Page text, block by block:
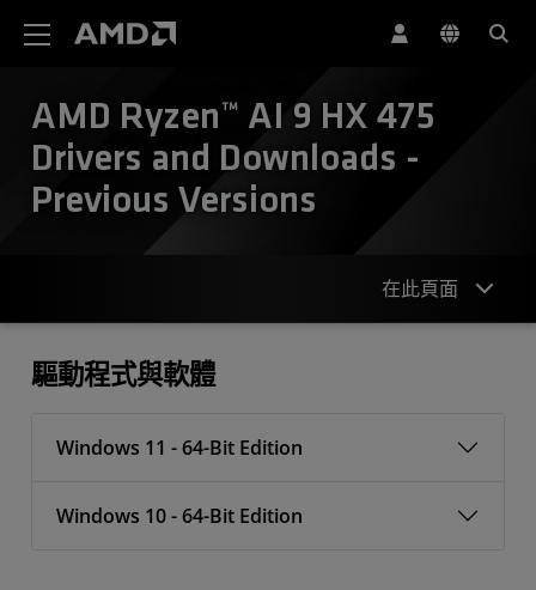
AMD Ryzen™ AI 9 HX 475
Drivers and Downloads -
Previous Versions
在此頁面
驅動程式與軟體
Windows 11 - 64-Bit Edition
Windows 10 - 64-Bit Edition